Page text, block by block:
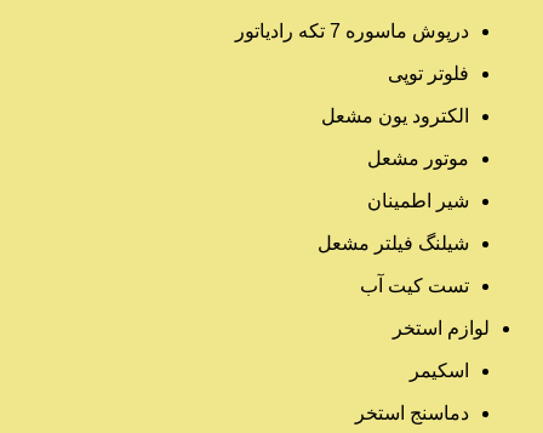
درپوش ماسوره 7 تکه رادیاتور
فلوتر توپی
الکترود یون مشعل
موتور مشعل
شیر اطمینان
شیلنگ فیلتر مشعل
تست کیت آب
لوازم استخر
اسکیمر
دماسنج استخر